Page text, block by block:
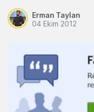
Erman Taylan
04 Ekim 2012